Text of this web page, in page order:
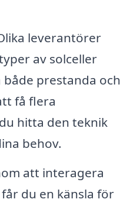
leverantörer
av solceller
prestanda och
få flera
hitta den teknik
behov.
att interagera
du en känsla för